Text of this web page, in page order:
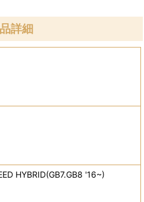
詳細
HYBRID(GB7.GB8 '16~)